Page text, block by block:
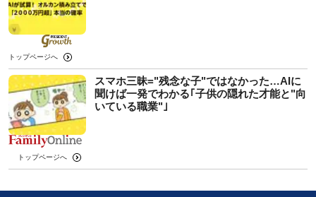
トップページへ
スマホ三昧="残念な子"ではなかった…AIに
聞けば一発でわかる｢子供の隠れた才能と"向
いている職業"｣
トップページへ